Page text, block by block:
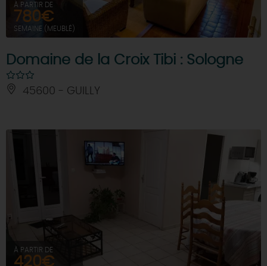
À PARTIR DE
780€
SEMAINE (MEUBLÉ)
Domaine de la Croix Tibi : Sologne
45600 - GUILLY
À PARTIR DE
420€